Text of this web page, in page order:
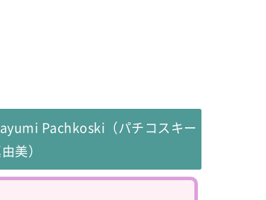
Pachkoski（パチコスキー
美）